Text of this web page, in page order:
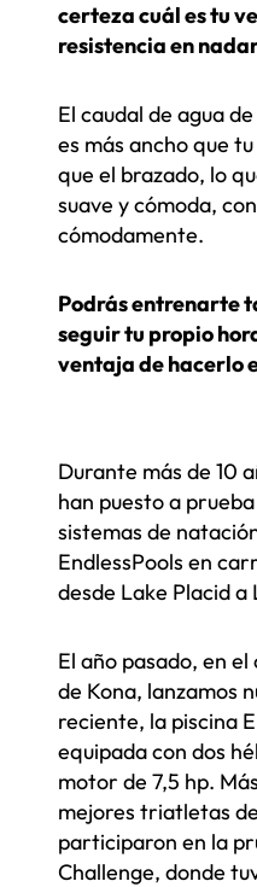
certeza cuál es tu
resistencia en
El caudal de agua
es más ancho que
que el brazado, lo
suave y cómoda,
cómodamente.
Podrás entrenarte
seguir tu propio
ventaja de hacerlo
Durante más de 10
han puesto a
sistemas de
EndlessPools en
desde Lake Placid a
El año pasado, en
de Kona, lanzamos
reciente, la piscina
equipada con dos
motor de 7,5 hp.
mejores triatletas
participaron en la
Challenge, donde